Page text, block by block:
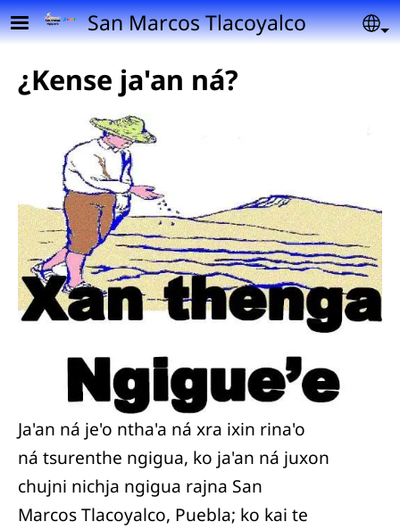
Pasar al contenido principal
San Marcos Tlacoyalco
¿Kense ja'an ná?
Ja'an ná je'o ntha'a ná xra ixin rina'o
ná tsurenthe ngigua, ko ja'an ná juxon
chujni nichja ngigua rajna San
Marcos Tlacoyalco, Puebla; ko kai te